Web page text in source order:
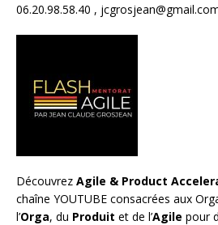
06.20.98.58.40 ,
Découvrez Agile & Product
chaîne YOUTUBE consacrées aux
l’Orga, du Produit et de l’Agile pour